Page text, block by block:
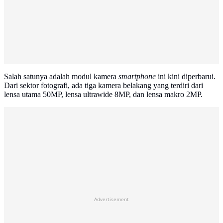
Salah satunya adalah modul kamera smartphone ini kini diperbarui.
Dari sektor fotografi, ada tiga kamera belakang yang terdiri dari
lensa utama 50MP, lensa ultrawide 8MP, dan lensa makro 2MP.
Advertisement